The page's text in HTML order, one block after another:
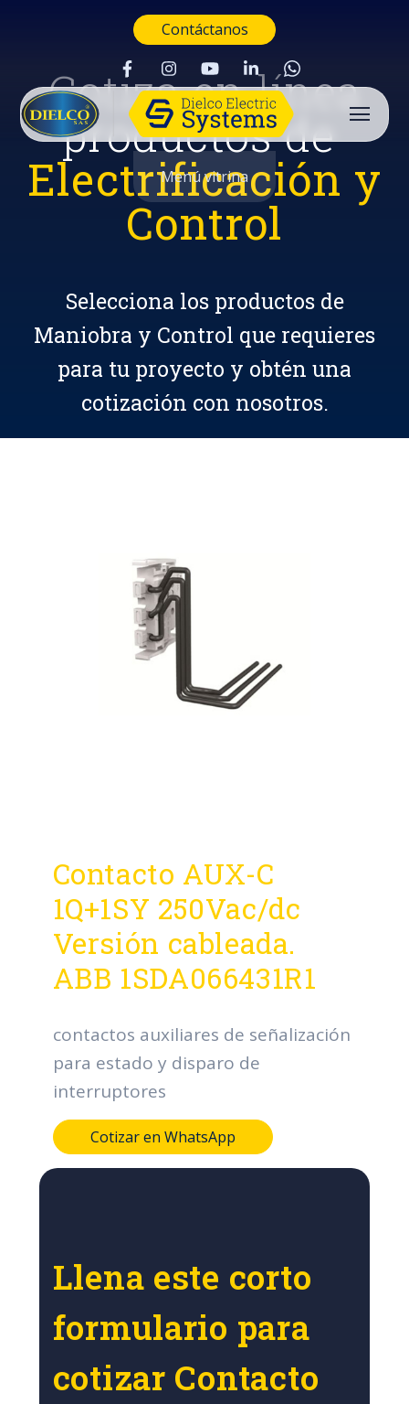
Contáctanos
Menú vitrina
Cotiza en línea
productos de
Electrificación y
Control
Selecciona los productos de
Maniobra y Control que requieres
para tu proyecto y obtén una
cotización con nosotros.
Contacto AUX-C
1Q+1SY 250Vac/dc
Versión cableada.
ABB 1SDA066431R1
contactos auxiliares de señalización
para estado y disparo de
interruptores
Cotizar en WhatsApp
Llena este corto
formulario para
cotizar Contacto